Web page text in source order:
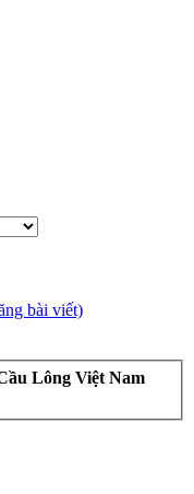
bài viết)
Lông Việt Nam